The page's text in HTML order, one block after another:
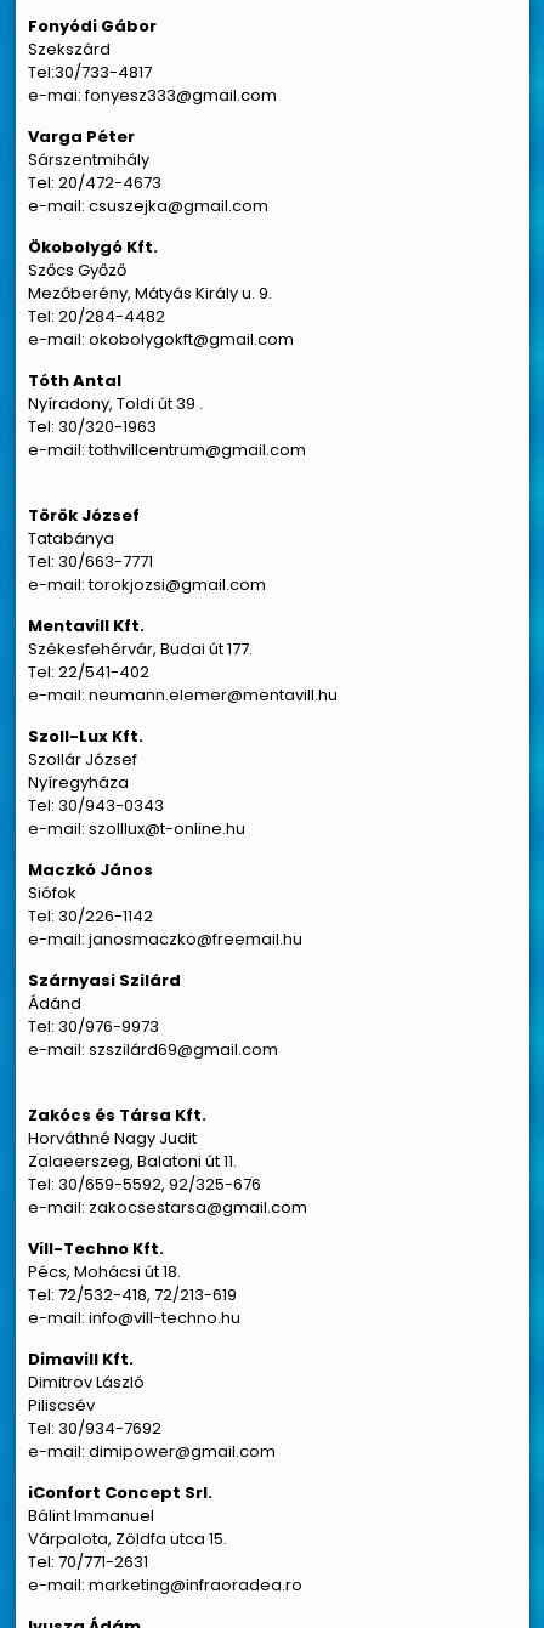
Fonyódi Gábor
Szekszárd
Tel:30/733-4817
e-mai: fonyesz333@gmail.com
Varga Péter
Sárszentmihály
Tel: 20/472-4673
e-mail: csuszejka@gmail.com
Ökobolygó Kft.
Szőcs Győző
Mezőberény, Mátyás Király u. 9.
Tel: 20/284-4482
e-mail: okobolygokft@gmail.com
Tóth Antal
Nyíradony, Toldi út 39 .
Tel: 30/320-1963
e-mail: tothvillcentrum@gmail.com
Török József
Tatabánya
Tel: 30/663-7771
e-mail: torokjozsi@gmail.com
Mentavill Kft.
Székesfehérvár, Budai út 177.
Tel: 22/541-402
e-mail: neumann.elemer@mentavill.hu
Szoll-Lux Kft.
Szollár József
Nyíregyháza
Tel: 30/943-0343
e-mail: szolllux@t-online.hu
Maczkó János
Siófok
Tel: 30/226-1142
e-mail: janosmaczko@freemail.hu
Szárnyasi Szilárd
Ádánd
Tel: 30/976-9973
e-mail: szszilárd69@gmail.com
Zakócs és Társa Kft.
Horváthné Nagy Judit
Zalaeerszeg, Balatoni út 11.
Tel: 30/659-5592, 92/325-676
e-mail: zakocsestarsa@gmail.com
Vill-Techno Kft.
Pécs, Mohácsi út 18.
Tel: 72/532-418, 72/213-619
e-mail: info@vill-techno.hu
Dimavill Kft.
Dimitrov László
Piliscsév
Tel: 30/934-7692
e-mail: dimipower@gmail.com
iConfort Concept Srl.
Bálint Immanuel
Várpalota, Zöldfa utca 15.
Tel: 70/771-2631
e-mail: marketing@infraoradea.ro